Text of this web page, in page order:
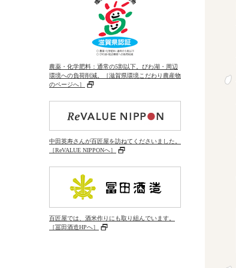
農薬・化学肥料：通常の5割以下。びわ湖・周辺
環境への負荷削減。［滋賀県環境こだわり農産物
のページへ］
中田英寿さんが百匠屋を訪ねてくださいました。
［ReVALUE NIPPONへ］
百匠屋では、酒米作りにも取り組んでいます。
［冨田酒造HPへ］